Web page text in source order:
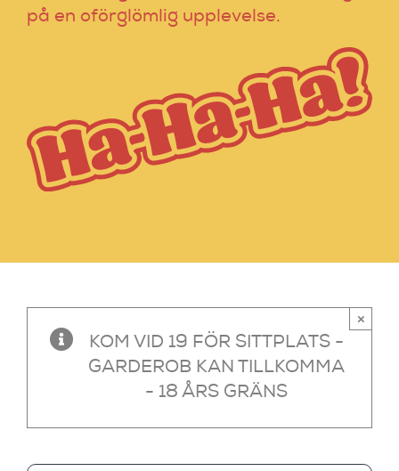
på en oförglömlig upplevelse.
KOM VID 19 FÖR SITTPLATS -
GARDEROB KAN TILLKOMMA
- 18 ÅRS GRÄNS
×